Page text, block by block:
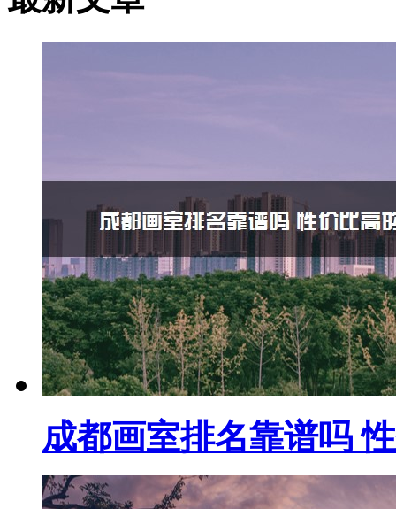
成都画室排名靠谱吗